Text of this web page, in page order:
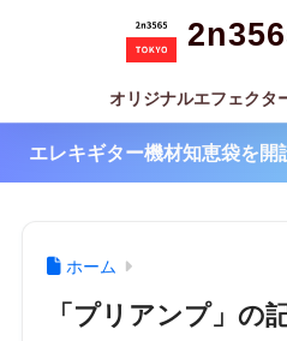
オリジナルエフェクタ
エレキギター機材知恵袋を開
ホーム
「プリアンプ」の